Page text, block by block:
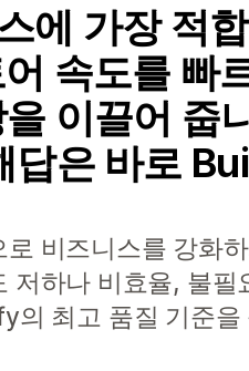
에 가장 적
속도를 빠
이끌어 줍
답은 바로
비즈니스를 강화
저하나 비효율, 불
의 최고 품질 기준